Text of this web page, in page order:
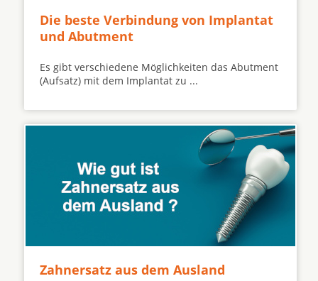
Die beste Verbindung von Implantat
und Abutment
Es gibt verschiedene Möglichkeiten das Abutment
(Aufsatz) mit dem Implantat zu ...
Zahnersatz aus dem Ausland